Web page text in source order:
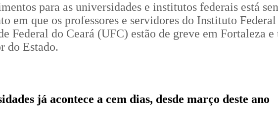
para as universidades e institutos federais está
em que os professores e servidores do Instituto Federal
Federal do Ceará (UFC) estão de greve em Fortaleza e
do Estado.
já acontece a cem dias, desde março deste ano